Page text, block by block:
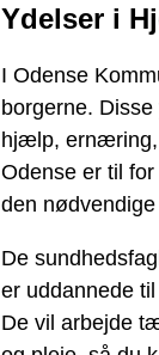
Ydelser i
I Odense
borgerne.
hjælp, ernæring,
Odense er til
den
De
er uddannede
De vil arbejde